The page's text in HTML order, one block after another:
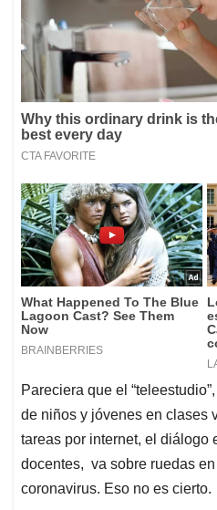
Pareciera que el
de niños y jóvenes en clases
tareas por internet, el diálogo
docentes, va sobre ruedas en
coronavirus. Eso no es cierto.